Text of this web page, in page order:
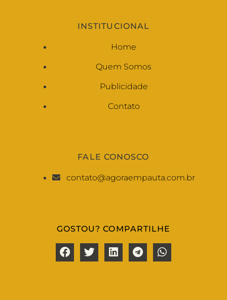
INSTITUCIONAL
Home
Quem Somos
Publicidade
Contato
FALE CONOSCO
contato@agoraempauta.com.br
GOSTOU? COMPARTILHE